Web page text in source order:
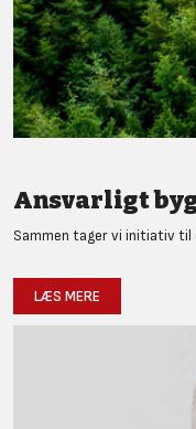
Ansvarligt
Sammen tager vi initiativ
LÆS MERE